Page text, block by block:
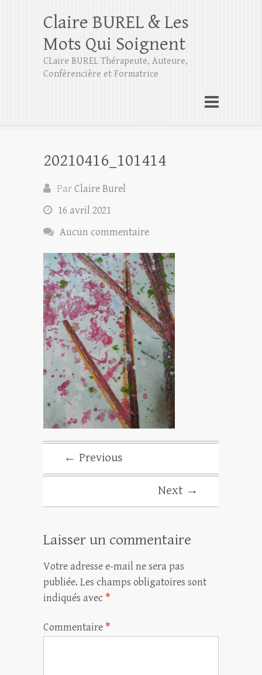
Claire BUREL & Les
Mots Qui Soignent
CLaire BUREL Thérapeute, Auteure,
Conférencière et Formatrice
20210416_101414
ParClaire Burel
16 avril 2021
Aucun commentaire
← Previous
Next →
Laisser un commentaire
Votre adresse e-mail ne sera pas
publiée. Les champs obligatoires sont
indiqués avec *
Commentaire *